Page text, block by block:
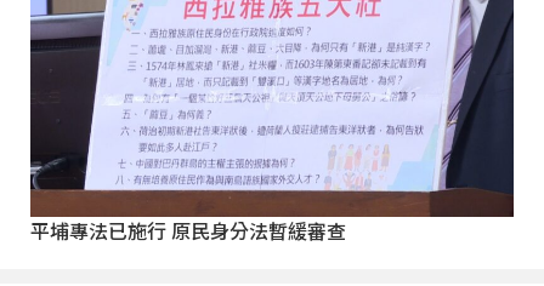
平埔專法已施行 原民身分法暫緩審查